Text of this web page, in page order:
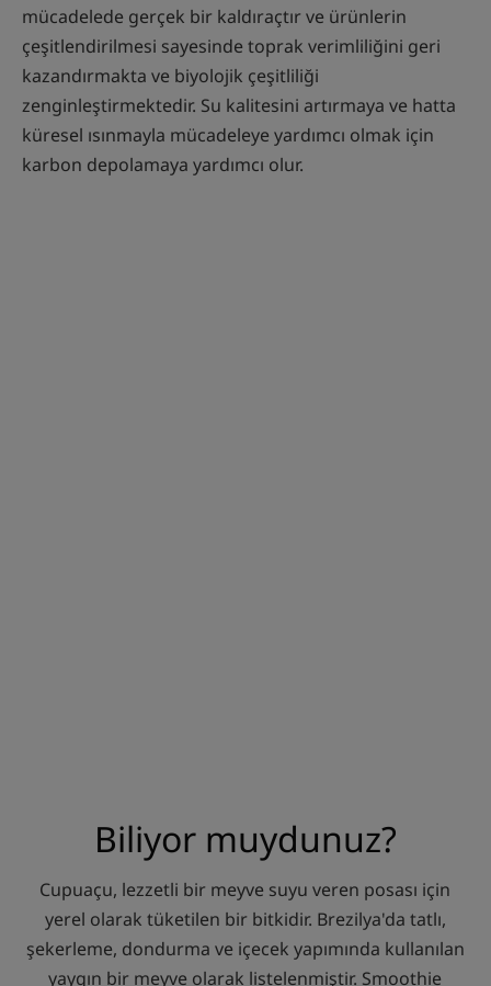
mücadelede gerçek bir kaldıraçtır ve ürünlerin
çeşitlendirilmesi sayesinde toprak verimliliğini geri
kazandırmakta ve biyolojik çeşitliliği
zenginleştirmektedir. Su kalitesini artırmaya ve hatta
küresel ısınmayla mücadeleye yardımcı olmak için
karbon depolamaya yardımcı olur.
Biliyor muydunuz?
Cupuaçu, lezzetli bir meyve suyu veren posası için
yerel olarak tüketilen bir bitkidir. Brezilya'da tatlı,
şekerleme, dondurma ve içecek yapımında kullanılan
yaygın bir meyve olarak listelenmiştir. Smoothie